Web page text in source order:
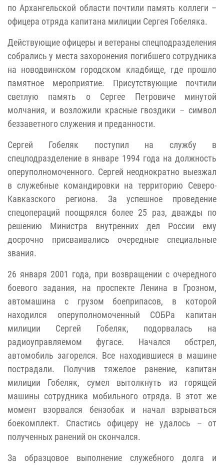
по Архангельской области почтили память коллеги –
офицера отряда капитана милиции Сергея Гобеляка.
Действующие офицеры и ветераны спецподразделения
собрались у места захоронения погибшего сотрудника
на новодвинском городском кладбище, где прошло
памятное мероприятие. Присутствующие почтили
светлую память о Сергее Петровиче минутой
молчания, и возложили красные гвоздики – символ
беззаветного служения и преданности.
Сергей Гобеляк поступил на службу в
спецподразделение в январе 1994 года на должность
оперуполномоченного. Сергей неоднократно выезжал
в служебные командировки на территорию Северо-
Кавказского региона. За успешное проведение
спецопераций поощрялся более 25 раз, дважды по
решению Министра внутренних дел России ему
досрочно присваивались очередные специальные
звания.
26 января 2001 года, при возвращении с очередного
боевого задания, на проспекте Ленина в Грозном,
автомашина с грузом боеприпасов, в которой
находился оперуполномоченный СОБРа капитан
милиции Сергей Гобеляк, подорвалась на
радиоуправляемом фугасе. Начался обстрел,
автомобиль загорелся. Все находившиеся в машине
пострадали. Получив тяжелое ранение, капитан
милиции Гобеляк, сумел вытолкнуть из горящей
машины сотрудника мобильного отряда. В этот же
момент взорвался бензобак и начал взрываться
боекомплект. Спастись офицеру не удалось – от
полученных ранений он скончался.
За образцовое выполнение служебного долга и